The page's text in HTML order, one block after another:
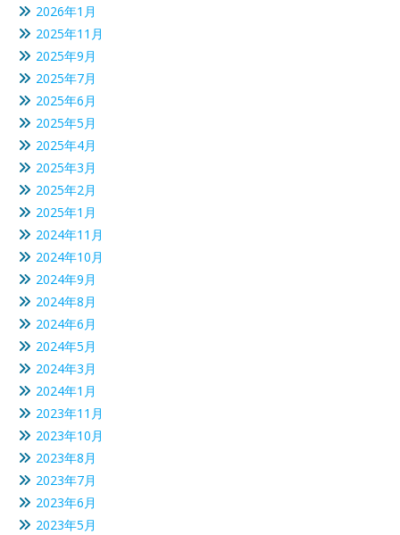
2026年1月
2025年11月
2025年9月
2025年7月
2025年6月
2025年5月
2025年4月
2025年3月
2025年2月
2025年1月
2024年11月
2024年10月
2024年9月
2024年8月
2024年6月
2024年5月
2024年3月
2024年1月
2023年11月
2023年10月
2023年8月
2023年7月
2023年6月
2023年5月